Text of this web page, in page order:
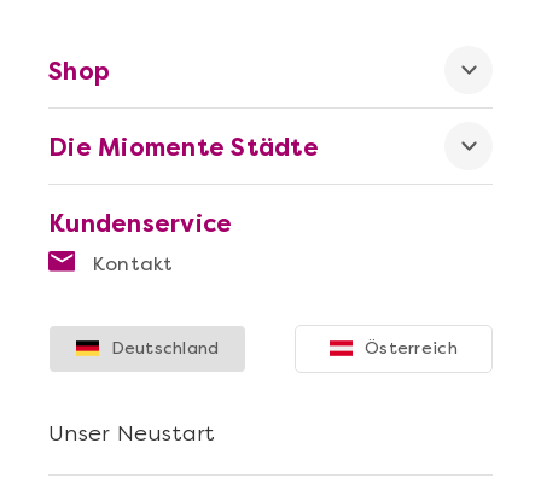
Kundenservice
Kontakt
Die Miomente Städte
Shop
Unser Neustart
Deutschland Österreich